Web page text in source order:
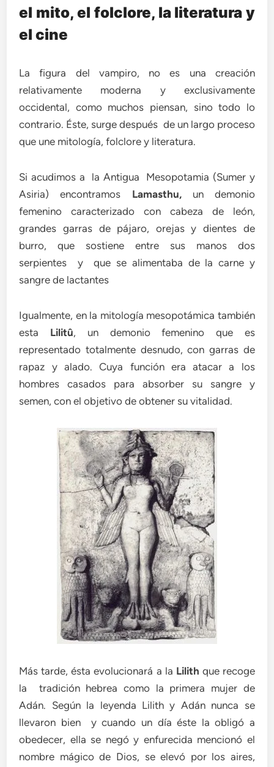
el mito, el folclore, la literatura y
el cine
La figura del vampiro, no es una creación
relativamente moderna y exclusivamente
occidental, como muchos piensan, sino todo lo
contrario. Éste, surge después de un largo proceso
que une mitología, folclore y literatura.
Si acudimos a la Antigua Mesopotamia (Sumer y
Asiria) encontramos Lamasthu, un demonio
femenino caracterizado con cabeza de león,
grandes garras de pájaro, orejas y dientes de
burro, que sostiene entre sus manos dos
serpientes y que se alimentaba de la carne y
sangre de lactantes
Igualmente, en la mitología mesopotámica también
esta Lilitû, un demonio femenino que es
representado totalmente desnudo, con garras de
rapaz y alado. Cuya función era atacar a los
hombres casados para absorber su sangre y
semen, con el objetivo de obtener su vitalidad.
Más tarde, ésta evolucionará a la Lilith que recoge
la tradición hebrea como la primera mujer de
Adán. Según la leyenda Lilith y Adán nunca se
llevaron bien y cuando un día éste la obligó a
obedecer, ella se negó y enfurecida mencionó el
nombre mágico de Dios, se elevó por los aires,